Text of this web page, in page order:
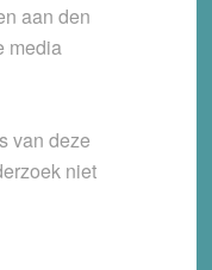
aan den
media
van deze
niet